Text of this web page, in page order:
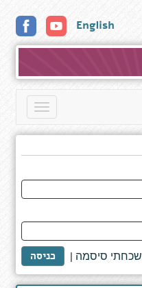
English
Toggle
כניסה | שכחתי סיסמה